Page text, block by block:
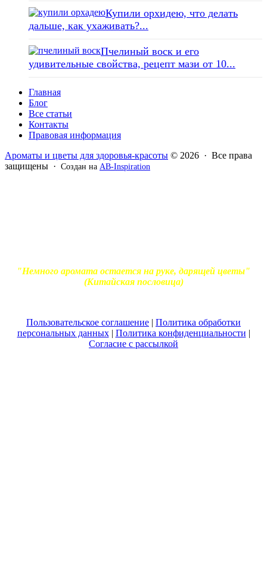
Купили орхидею, что делать
дальше, как ухаживать?...
Пчелиный воск и его
удивительные свойства, рецепт мази от 10...
Главная
Блог
Все статьи
Контакты
Правовая информация
Ароматы и цветы для здоровья-красоты © 2026 · Все права
защищены · Создан на AB-Inspiration
"Немного аромата остается на руке, дарящей цветы"
(Китайская пословица)
Пользовательское соглашение | Политика обработки
персональных данных| Политика конфиденциальности |
Согласие с рассылкой